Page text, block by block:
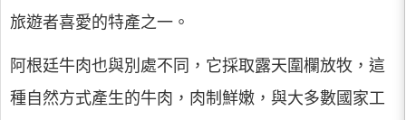
旅遊者喜愛的特產之一。
阿根廷牛肉也與別處不同，它採取露天圍欄放牧，這
種自然方式產生的牛肉，肉制鮮嫩，與大多數國家工